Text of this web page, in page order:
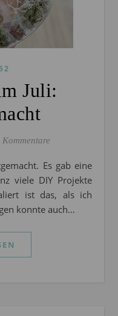
Juli:
Kommentare
viele DIY Projekte
ist das, als ich
konnte auch…